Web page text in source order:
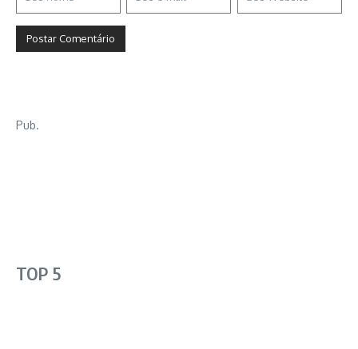
Pub.
TOP 5